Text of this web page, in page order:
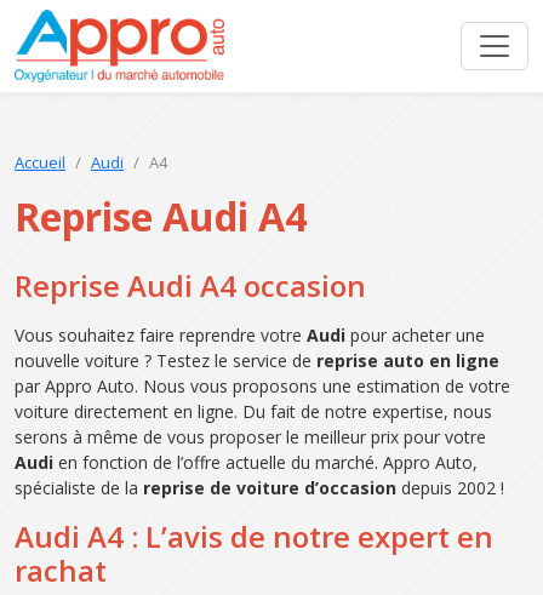
Accueil Audi A4
Reprise Audi A4
Reprise Audi A4 occasion
Vous souhaitez faire reprendre votre Audi pour acheter une
nouvelle voiture ? Testez le service de reprise auto en ligne
par Appro Auto. Nous vous proposons une estimation de votre
voiture directement en ligne. Du fait de notre expertise, nous
serons à même de vous proposer le meilleur prix pour votre
Audi en fonction de l’offre actuelle du marché. Appro Auto,
spécialiste de la reprise de voiture d’occasion depuis 2002 !
Audi A4 : L’avis de notre expert en
rachat